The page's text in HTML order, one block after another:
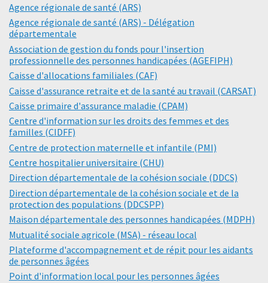
Agence régionale de santé (ARS)
Agence régionale de santé (ARS) - Délégation
départementale
Association de gestion du fonds pour l'insertion
professionnelle des personnes handicapées (AGEFIPH)
Caisse d'allocations familiales (CAF)
Caisse d'assurance retraite et de la santé au travail (CARSAT)
Caisse primaire d'assurance maladie (CPAM)
Centre d'information sur les droits des femmes et des
familles (CIDFF)
Centre de protection maternelle et infantile (PMI)
Centre hospitalier universitaire (CHU)
Direction départementale de la cohésion sociale (DDCS)
Direction départementale de la cohésion sociale et de la
protection des populations (DDCSPP)
Maison départementale des personnes handicapées (MDPH)
Mutualité sociale agricole (MSA) - réseau local
Plateforme d'accompagnement et de répit pour les aidants
de personnes âgées
Point d'information local pour les personnes âgées